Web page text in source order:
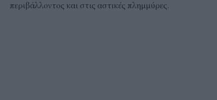
περιβάλλοντος και στις αστικές πλημμύρες.